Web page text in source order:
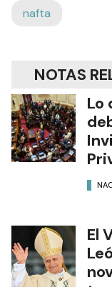
nafta
NOTAS
Lo
El